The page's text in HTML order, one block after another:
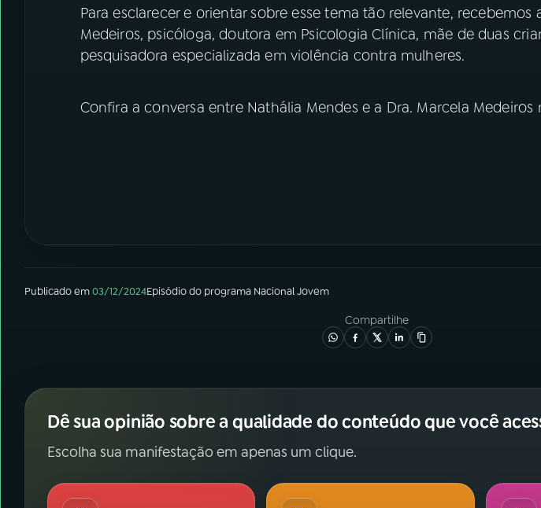
Para esclarecer e orientar sobre esse tema tão relevante, recebemos
Medeiros, psicóloga, doutora em Psicologia Clínica, mãe de duas
pesquisadora especializada em violência contra mulheres.
Confira a conversa entre Nathália Mendes e a Dra. Marcela Medeiros
Publicado em03/12/2024Episódiodo programa Nacional Jovem
Compartilhe
Dê sua opinião sobre a qualidade do conteúdo que você
Escolha sua manifestação em apenas um clique.